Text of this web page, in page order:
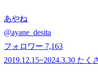
あやね
@ayane_desita
フォロワー 7,163
2019.12.15~2024.3.30 た